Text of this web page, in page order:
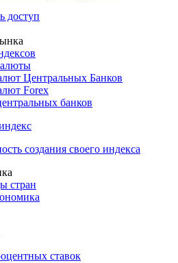
7-дневный
глобальную базу данных
доступ
Центральных Банков
банков
создания своего индекса
стран